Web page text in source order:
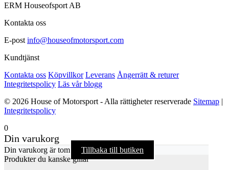
ERM Houseofsport AB
Kontakta oss
E-post info@houseofmotorsport.com
Kundtjänst
Kontakta oss Köpvillkor Leverans Ångerrätt & returer
Integritetspolicy Läs vår blogg
© 2026 House of Motorsport - Alla rättigheter reserverade Sitemap |
Integritetspolicy
0
Din varukorg
Din varukorg är tom
Tillbaka till butiken
Produkter du kanske gillar